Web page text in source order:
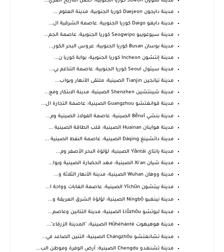
مدينة دايجون Daejeon كوريا الجنوبية: مدينة العلوم ...
مدينة دايغو Daigo كوريا الجنوبية: عاصمة الشرقية ال...
مدينة سيوغويبو Seogwipo كوريا الجنوبية: عاصمة الجم...
مدينة بوسان Busan كوريا الجنوبية: عروس البحر الكور...
مدينة إنتشون Incheon كوريا الجنوبية: بوابة كوريا ن...
مدينة سيئول Seoul كوريا الجنوبية: عاصمة التناغم بي...
مدينة تيانجين Tianjin الصينية: ملتقى الأنهار وبواب...
مدينة شينتشين Shenzhen الصينية: مدينة الابتكار ومع...
مدينة قوانغتشو Guangzhou الصينية: عاصمة التجارة ال...
مدينة بنشي Běnxī الصينية: عاصمة الفولاذ الصينية وم...
مدينة هواينان Huainan الصينية: قلب الطاقة الصينية ...
مدينة داتشينغ Dàqìng الصينية: عاصمة النفط الصينية ...
مدينة يانتاي Yāntái الصينية: لؤلؤة البحر الأصفر وم...
مدينة شيان Xi'an الصينية: مهد الحضارة الصينية وبوا...
مدينة ووهان Wuhan الصينية: مدينة الأنهار الثلاثة و...
مدينة ييتشون Yīchūn الصينية: عاصمة الغابات وواحة ا...
مدينة نينغبو Níngbō الصينية: لؤلؤة الشرق العريقة و...
مدينة ليوتشو Liǔzhōu الصينية: مدينة التنانين وعاصم...
مدينة هوهيهوت Hūhéhàotè الصينية: "المدينة الزرقاء"...
مدينة تشانغتشو Chángzhōu الصينية: التنين الصاعد في...
مدينة تشنغدو Chengdu الصينية: أرض الوفرة وموطن الب...